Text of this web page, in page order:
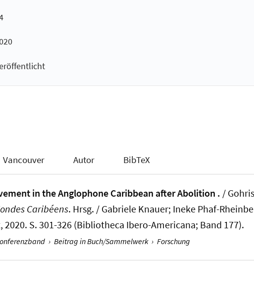
Vancouver Autor BibTeX
in the Anglophone Caribbean after Abolition . /
Caribéens. Hrsg. / Gabriele Knauer; Ineke Phaf-
S. 301-326 (Bibliotheca Ibero-Americana; Band 177).
› Beitrag in Buch/Sammelwerk › Forschung